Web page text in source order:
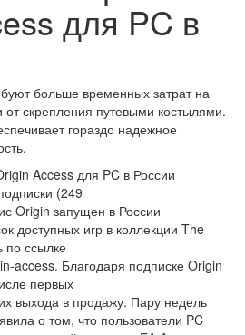
для PC в
больше временных затрат на
от скрепления путевыми костылями.
гораздо надежное
(249
Origin запущен в России
доступных игр в коллекции The
по ссылке
access. Благодаря подписке Origin
первых
выхода в продажу. Пару недель
о том, что пользователи PC